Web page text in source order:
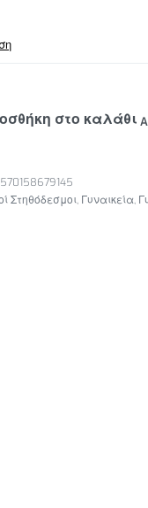
στο καλάθι
Στηθόδεσμοι, Γυναικεία,